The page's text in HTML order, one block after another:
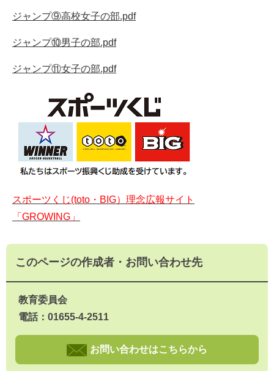
ジャンプ⑨高校女子の部.pdf
ジャンプ⑩男子の部.pdf
ジャンプ⑪女子の部.pdf
スポーツくじ(toto・BIG）理念広報サイト
「GROWING」
このページの作成者・お問い合わせ先
教育委員会
電話：01655-4-2511
お問い合わせはこちらから